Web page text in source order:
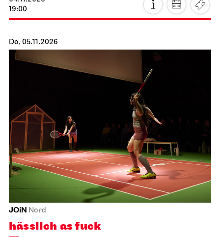
19:00
Do, 05.11.2026
JOiN Nord
hässlich as fuck